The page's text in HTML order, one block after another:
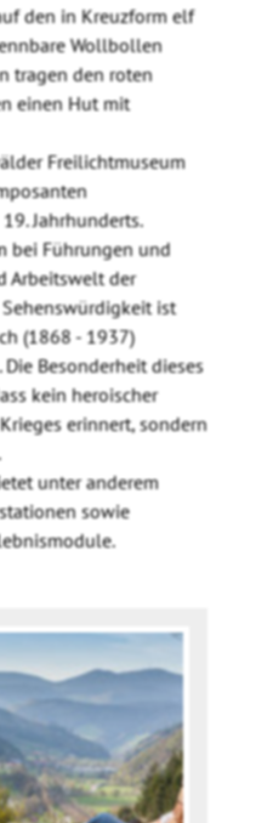
den in Kreuzform elf
Wollbollen
tragen den roten
einen Hut mit
Freilichtmuseum
Jahrhunderts.
bei Führungen und
Arbeitswelt der
ist
(1868 - 1937)
Besonderheit dieses
kein heroischer
erinnert, sondern
unter anderem
sowie